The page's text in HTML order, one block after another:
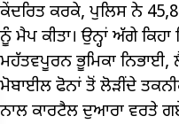
ਕੇਂਦਰਿਤ ਕਰਕੇ, ਪੁਲਿਸ ਨੇ
ਨੂੰ ਮੈਪ ਕੀਤਾ। ਉਨ੍ਹਾਂ ਅੱਗੇ
ਮਹੱਤਵਪੂਰਨ ਭੂਮਿਕਾ
ਮੋਬਾਈਲ ਫੋਨਾਂ ਤੋਂ ਲੋੜੀਂਦੇ
ਨਾਲ ਕਾਰਟੈਲ ਦੁਆਰਾ ਵਰਤੇ